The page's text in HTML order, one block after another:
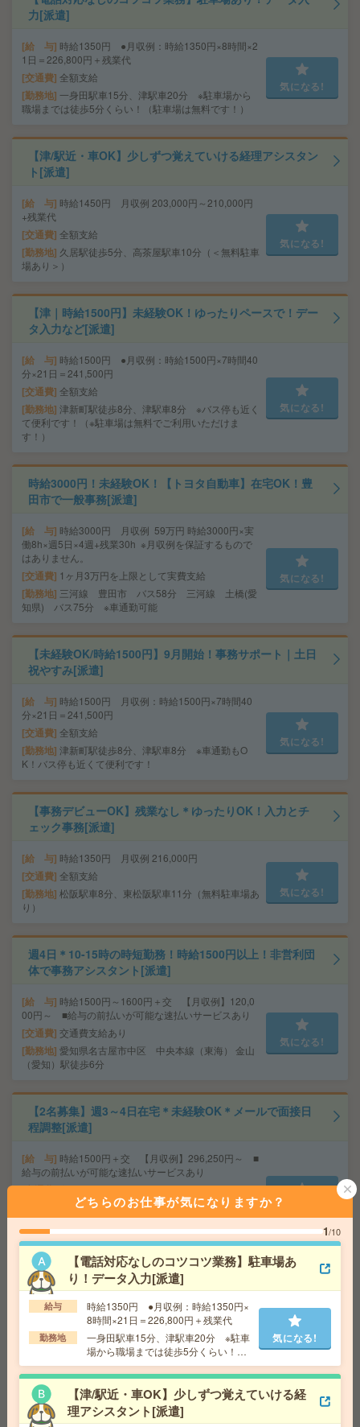
力[派遣]
給 与 時給1350円 ●月収例：時給1350円×8時間×2
1日＝226,800円＋残業代
交通費 全額支給
勤務地 一身田駅車15分、津駅車20分 ※駐車場から
職場までは徒歩5分くらい！（駐車場は無料です！）
気になる!
【津/駅近・車OK】少しずつ覚えていける経理アシスタン
ト[派遣]
給 与 時給1450円 月収例 203,000円～210,000円
+残業代
交通費 全額支給
勤務地 久居駅徒歩5分、高茶屋駅車10分（＜無料駐車
場あり＞）
気になる!
【津｜時給1500円】未経験OK！ゆったりペースで！デー
タ入力など[派遣]
給 与 時給1500円 ●月収例：時給1500円×7時間40
分×21日＝241,500円
交通費 全額支給
勤務地 津新町駅徒歩8分、津駅車8分 ※バス停も近く
て便利です！（※駐車場は無料でご利用いただけま
す！）
気になる!
時給3000円！未経験OK！【トヨタ自動車】在宅OK！豊
田市で一般事務[派遣]
給 与 時給3000円 月収例 59万円 時給3000円×実
働8h×週5日×4週+残業30h ※月収例を保証するもので
はありません。
交通費 1ヶ月3万円を上限として実費支給
勤務地 三河線 豊田市 バス58分 三河線 土橋(愛
知県) バス75分 ※車通勤可能
気になる!
【未経験OK/時給1500円】9月開始！事務サポート｜土日
祝やすみ[派遣]
給 与 時給1500円 月収例：時給1500円×7時間40
分×21日＝241,500円
交通費 全額支給
勤務地 津新町駅徒歩8分、津駅車8分 ※車通勤もO
K！バス停も近くて便利です！
気になる!
【事務デビューOK】残業なし＊ゆったりOK！入力とチ
ェック事務[派遣]
給 与 時給1350円 月収例 216,000円
交通費 全額支給
勤務地 松阪駅車8分、東松阪駅車11分（無料駐車場あ
り）
気になる!
週4日＊10-15時の時短勤務！時給1500円以上！非営利団
体で事務アシスタント[派遣]
給 与 時給1500円～1600円＋交 【月収例】120,0
00円～ ■給与の前払いが可能な速払いサービスあり
交通費 交通費支給あり
勤務地 愛知県名古屋市中区 中央本線（東海） 金山
（愛知）駅徒歩6分
気になる!
【2名募集】週3～4日在宅＊未経験OK＊メールで面接日
程調整[派遣]
給 与 時給1500円＋交 【月収例】296,250円～ ■
給与の前払いが可能な速払いサービスあり
交通費 交通費支給あり
愛知県名古屋市中村区 名古屋地下鉄東山
線 名古屋駅徒歩1分、名鉄名古屋本線 名鉄名古屋駅徒
歩1分
気になる!
9時30分スタート＊岐阜駅前で通勤便利＊基本定時に終わ
る入力など[派遣]
給 与 時給1300円＋交 ■給与の前払いが可能な速
払いサービスあり
交通費支給あり
勤務地 岐阜県岐阜市 東海道本線（東海） 岐阜駅徒
歩2分、名鉄名古屋本線 名鉄岐阜駅徒歩2分
気になる!
どちらのお仕事が気になりますか？
1/10
【電話対応なしのコツコツ業務】駐車場あ
り！データ入力[派遣]
給与
時給1350円 ●月収例：時給1350円×
8時間×21日＝226,800円＋残業代
勤務地
一身田駅車15分、津駅車20分 ※駐車
場から職場までは徒歩5分くらい！
（駐車場は無料です！）
気になる!
【津/駅近・車OK】少しずつ覚えていける経
理アシスタント[派遣]